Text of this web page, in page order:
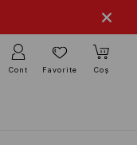
Cont Favorite Coș